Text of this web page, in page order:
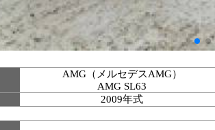
AMG（メルセデスAMG）
AMG SL63
2009年式